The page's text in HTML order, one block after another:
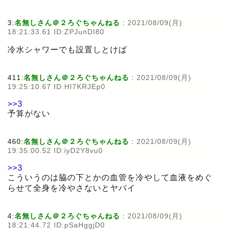
3:名無しさん＠２ろぐちゃんねる : 2021/08/09(月)
18:21:33.61 ID:ZPJunDI80
冷水シャワーでも設置しとけば
411:名無しさん＠２ろぐちゃんねる : 2021/08/09(月)
19:25:10.67 ID:HI7KRJEp0
>>3
予算がない
460:名無しさん＠２ろぐちゃんねる : 2021/08/09(月)
19:35:00.52 ID:iyD2Y8vu0
>>3
こういうのは脇の下とかの血管を冷やして血液をめぐ
らせて全身を冷やさないとヤバイ
4:名無しさん＠２ろぐちゃんねる : 2021/08/09(月)
18:21:44.72 ID:pSaHggjD0